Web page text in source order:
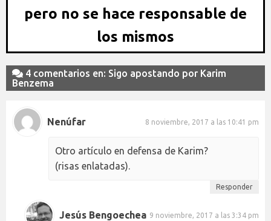
pero no se hace responsable de
los mismos
4 comentarios en: Sigo apostando por Karim
Benzema
Nenúfar 8 noviembre, 2017 a las 10:41 pm
Otro artículo en defensa de Karim?
(risas enlatadas).
Responder
Jesús Bengoechea 9 noviembre, 2017 a las 3:34 pm